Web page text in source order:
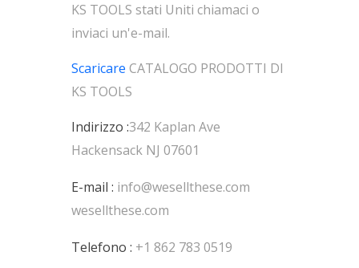
KS TOOLS stati Uniti chiamaci o
inviaci un'e-mail.
Scaricare CATALOGO PRODOTTI DI
KS TOOLS
Indirizzo :342 Kaplan Ave
Hackensack NJ 07601
E-mail : info@wesellthese.com
wesellthese.com
Telefono : +1 862 783 0519